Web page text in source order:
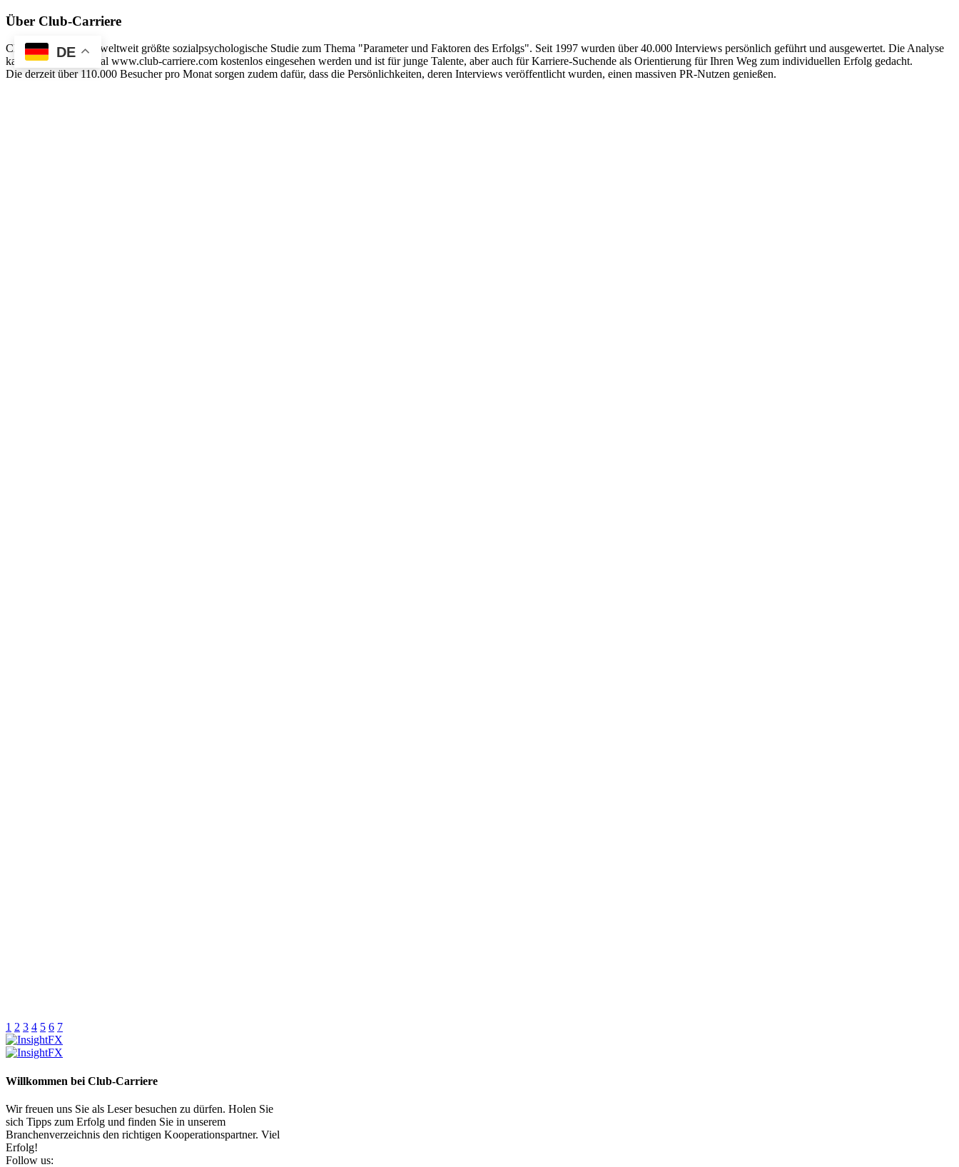
DE
Über Club-Carriere
Club-Carriere ist die weltweit größte sozialpsychologische Studie zum Thema "Parameter und Faktoren des Erfolgs". Seit 1997 wurden über 40.000 Interviews persönlich geführt und ausgewertet. Die Analyse
kann auf diesem Portal www.club-carriere.com kostenlos eingesehen werden und ist für junge Talente, aber auch für Karriere-Suchende als Orientierung für Ihren Weg zum individuellen Erfolg gedacht.
Die derzeit über 110.000 Besucher pro Monat sorgen zudem dafür, dass die Persönlichkeiten, deren Interviews veröffentlicht wurden, einen massiven PR-Nutzen genießen.
1 2 3 4 5 6 7
Willkommen bei Club-Carriere
Wir freuen uns Sie als Leser besuchen zu dürfen. Holen Sie
sich Tipps zum Erfolg und finden Sie in unserem
Branchenverzeichnis den richtigen Kooperationspartner. Viel
Erfolg!
Follow us: